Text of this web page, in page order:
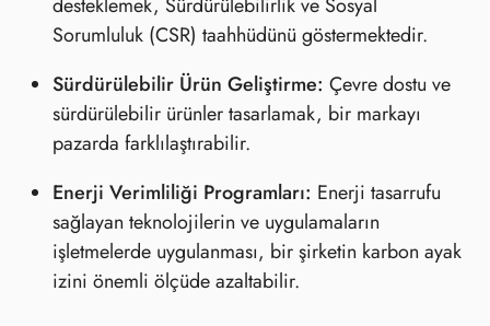
Sorumluluk (CSR) taahhüdünü göstermektedir.
Sürdürülebilir Ürün Geliştirme: Çevre dostu ve
sürdürülebilir ürünler tasarlamak, bir markayı
pazarda farklılaştırabilir.
Enerji Verimliliği Programları: Enerji tasarrufu
sağlayan teknolojilerin ve uygulamaların
işletmelerde uygulanması, bir şirketin karbon ayak
izini önemli ölçüde azaltabilir.